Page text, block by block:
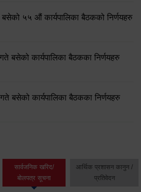
५५ औं कार्यपालिका बैठकको निर्णयहरु
बसेको कार्यपालिका बैठकका निर्णयहरु
बसेको कार्यपालिका बैठकका निर्णयहरु
सार्वजनिक खरिद/
बोलपत्र सूचना
आर्थिक प्रशासन कानुन /
प्रतिवेदन